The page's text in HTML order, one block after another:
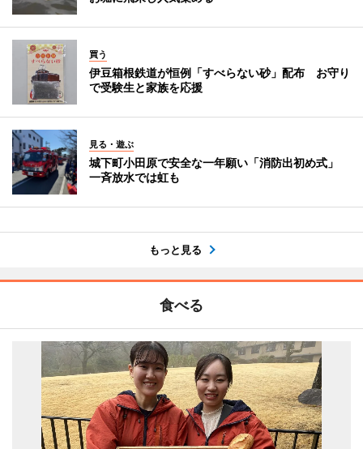
買う
伊豆箱根鉄道が恒例「すべらない砂」配布 お守り
で受験生と家族を応援
見る・遊ぶ
城下町小田原で安全な一年願い「消防出初め式」
一斉放水では虹も
もっと見る
食べる